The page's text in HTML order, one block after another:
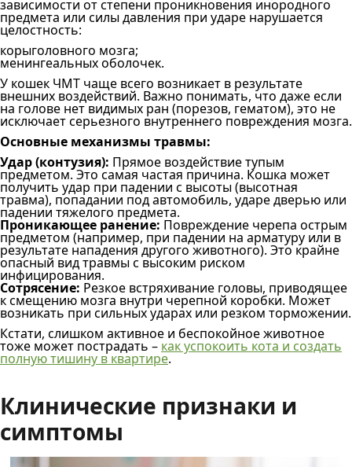
зависимости от степени проникновения инородного
предмета или силы давления при ударе нарушается
целостность:
корыголовного мозга;
менингеальных оболочек.
У кошек ЧМТ чаще всего возникает в результате
внешних воздействий. Важно понимать, что даже если
на голове нет видимых ран (порезов, гематом), это не
исключает серьезного внутреннего повреждения мозга.
Основные механизмы травмы:
Удар (контузия): Прямое воздействие тупым
предметом. Это самая частая причина. Кошка может
получить удар при падении с высоты (высотная
травма), попадании под автомобиль, ударе дверью или
падении тяжелого предмета.
Проникающее ранение: Повреждение черепа острым
предметом (например, при падении на арматуру или в
результате нападения другого животного). Это крайне
опасный вид травмы с высоким риском
инфицирования.
Сотрясение: Резкое встряхивание головы, приводящее
к смещению мозга внутри черепной коробки. Может
возникать при сильных ударах или резком торможении.
Кстати, слишком активное и беспокойное животное
тоже может пострадать – как успокоить кота и создать
полную тишину в квартире.
Клинические признаки и
симптомы